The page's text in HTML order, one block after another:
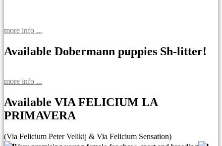
more info ...
Available Dobermann puppies Sh-litter!
more info ...
Available VIA FELICIUM LA
PRIMAVERA
(Via Felicium Peter Velikij & Via Felicium Sensation)